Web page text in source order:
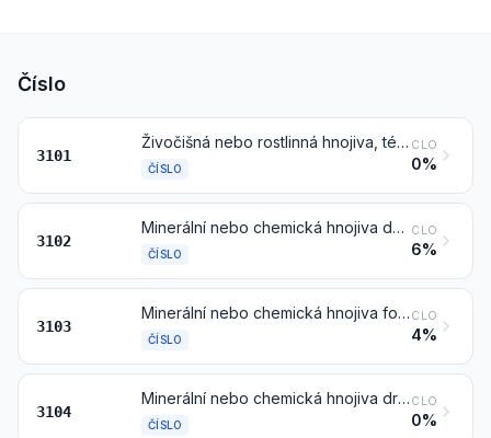
Číslo
3101
Živočišná nebo rostlinná hnojiva, též smíchaná nebo chemicky upravená; hnojiva získaná smícháním nebo chemickou úpravou živočišných nebo rostlinných produktů
ČÍSLO
CLO
0%
3102
Minerální nebo chemická hnojiva dusíkatá
ČÍSLO
CLO
6%
3103
Minerální nebo chemická hnojiva fosforečná
ČÍSLO
CLO
4%
3104
Minerální nebo chemická hnojiva draselná
ČÍSLO
CLO
0%